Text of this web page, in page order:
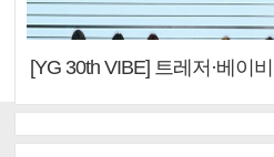
[YG 30th VIBE] 트레저·베이